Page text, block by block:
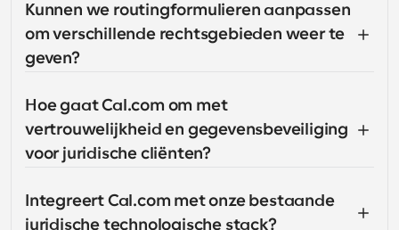
Kunnen we routingformulieren aanpassen
om verschillende rechtsgebieden weer te
geven?
Hoe gaat Cal.com om met
vertrouwelijkheid en gegevensbeveiliging
voor juridische cliënten?
Integreert Cal.com met onze bestaande
juridische technologische stack?